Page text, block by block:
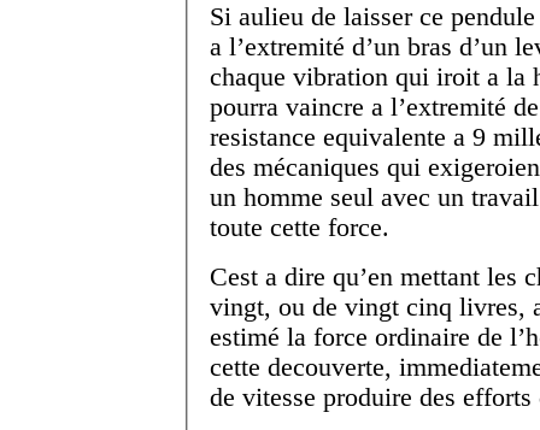
Si aulieu de laisser ce
a l’extremité d’un bras d’un
chaque vibration qui iroit a la
pourra vaincre a l’extremité
resistance equivalente a 9
des mécaniques qui
un homme seul avec un
toute cette force.
Cest a dire qu’en mettant les
vingt, ou de vingt cinq livres,
estimé la force ordinaire de
cette decouverte,
de vitesse produire des